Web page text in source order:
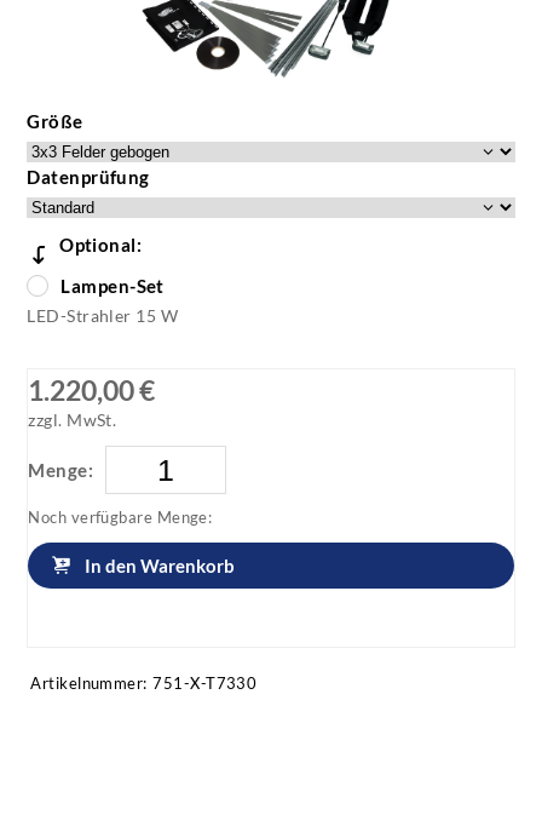
Größe
Datenprüfung
Optional:
Lampen-Set
LED-Strahler 15 W
1.220,00 €
zzgl. MwSt.
Menge:
Noch verfügbare Menge:
In den Warenkorb
Artikelnummer: 751-X-T7330